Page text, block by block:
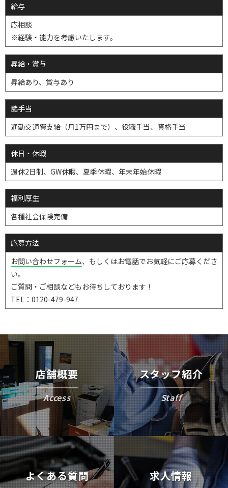
給与
応相談
※経験・能力を考慮いたします。
昇給・賞与
昇給あり、賞与あり
諸手当
通勤交通費支給（月1万円まで）、役職手当、資格手当
休日・休暇
週休2日制、GW休暇、夏季休暇、年末年始休暇
福利厚生
各種社会保険完備
応募方法
お問い合わせフォーム、もしくはお電話でお気軽にご応募くださ
い。
ご質問・ご相談などもお待ちしております！
TEL：0120-479-947
店舗概要
Access
スタッフ紹介
Staff
よくある質問 求人情報